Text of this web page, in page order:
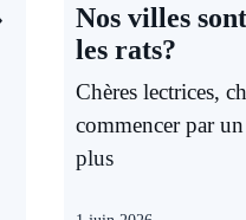
Nos villes
les rats?
Chères lectrices,
commencer par
plus